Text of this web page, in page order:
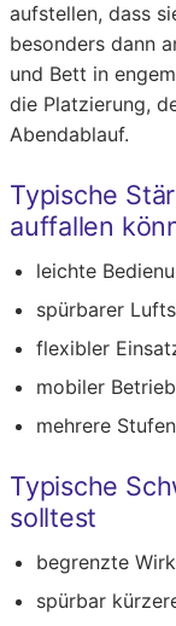
aufstellen, dass
besonders dann
und Bett in
die Platzierung,
Abendablauf.
Typische
auffallen
leichte
spürbarer
flexibler
mobiler
mehrere
Typische
solltest
begrenzte
spürbar